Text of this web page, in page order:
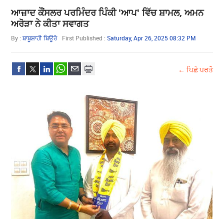
ਆਜ਼ਾਦ ਕੌਂਸਲਰ ਪਰਮਿੰਦਰ ਪਿੰਕੀ 'ਆਪ' ਵਿੱਚ ਸ਼ਾਮਲ, ਅਮਨ
ਅਰੋੜਾ ਨੇ ਕੀਤਾ ਸਵਾਗਤ
By :ਬਾਬੂਸ਼ਾਹੀ ਬਿਊਰੋ First Published :Saturday, Apr 26, 2025 08:32 PM
← ਪਿਛੇ ਪਰਤੋ